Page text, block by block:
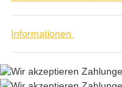
Informationen